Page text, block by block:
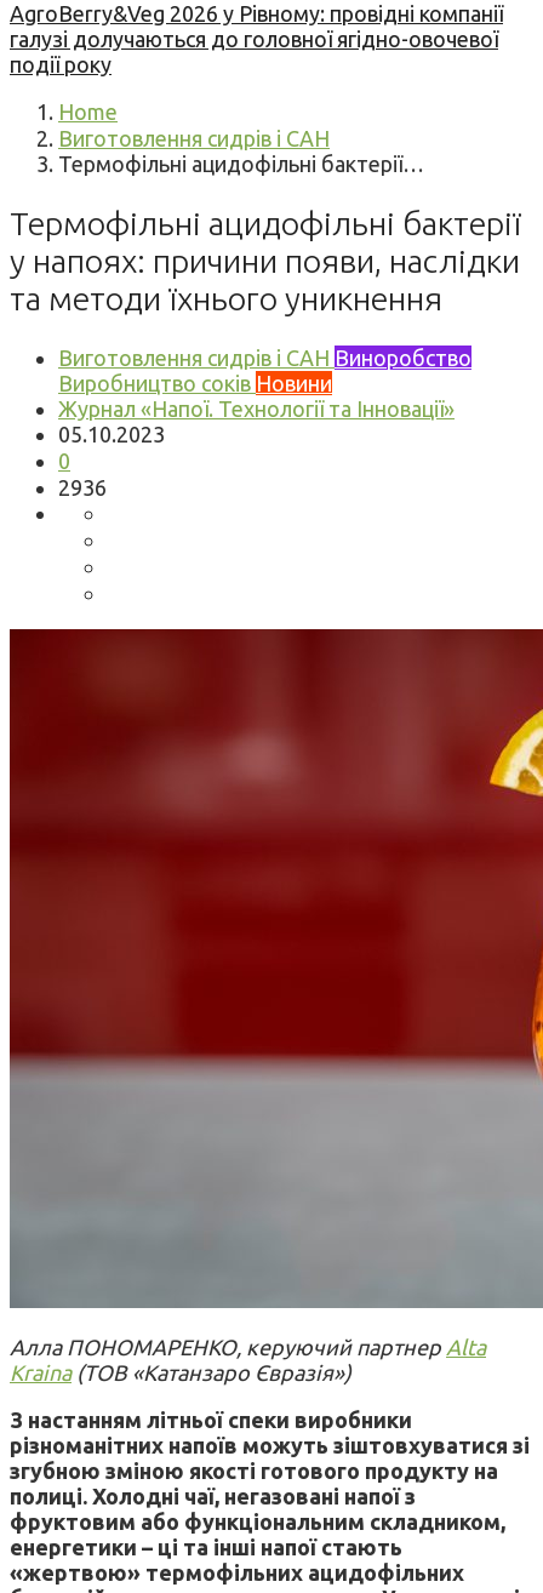
AgroBerry&Veg 2026 у Рівному: провідні компанії
галузі долучаються до головної ягідно-овочевої
події року
Home
Виготовлення сидрів і САН
Термофільні ацидофільні бактерії…
Термофільні ацидофільні бактерії
у напоях: причини появи, наслідки
та методи їхнього уникнення
Виготовлення сидрів і САН Виноробство
Виробництво соків Новини
Журнал «Напої. Технології та Інновації»
05.10.2023
0
2936
Алла ПОНОМАРЕНКО, керуючий партнер Alta
Kraina(ТОВ «Катанзаро Євразія»)
З настанням літньої спеки виробники
різноманітних напоїв можуть зіштовхуватися зі
згубною зміною якості готового продукту на
полиці. Холодні чаї, негазовані напої з
фруктовим або функціональним складником,
енергетики – ці та інші напої стають
«жертвою» термофільних ацидофільних